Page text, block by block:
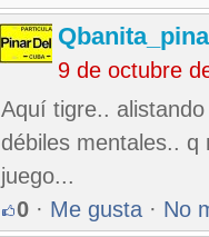
9 de octubre
Aquí tigre..
débiles mentales..
juego...
0 · Me gusta · No